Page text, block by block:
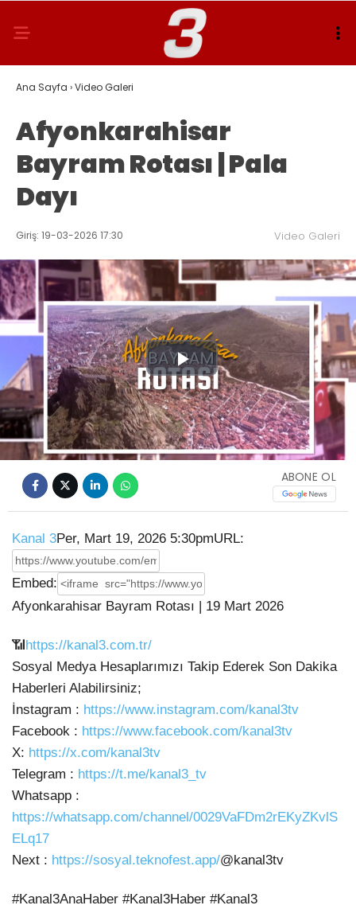
Ana Sayfa ›Video Galeri
Afyonkarahisar
Bayram Rotası | Pala
Dayı
Giriş: 19-03-2026 17:30 Video Galeri
Play
Video
ABONE OL
Kanal 3Per, Mart 19, 2026 5:30pmURL:
Embed:
Afyonkarahisar Bayram Rotası | 19 Mart 2026
📶https://kanal3.com.tr/
Sosyal Medya Hesaplarımızı Takip Ederek Son Dakika
Haberleri Alabilirsiniz;
İnstagram : https://www.instagram.com/kanal3tv
Facebook : https://www.facebook.com/kanal3tv
X: https://x.com/kanal3tv
Telegram : https://t.me/kanal3_tv
Whatsapp :
https://whatsapp.com/channel/0029VaFDm2rEKyZKvlS
ELq17
Next : https://sosyal.teknofest.app/@kanal3tv
#Kanal3AnaHaber #Kanal3Haber #Kanal3